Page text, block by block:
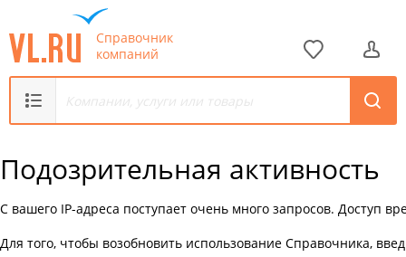
Справочник
компаний
Подозрительная активность
С вашего IP-адреса поступает очень много запросов. Доступ
Для того, чтобы возобновить использование Справочника,